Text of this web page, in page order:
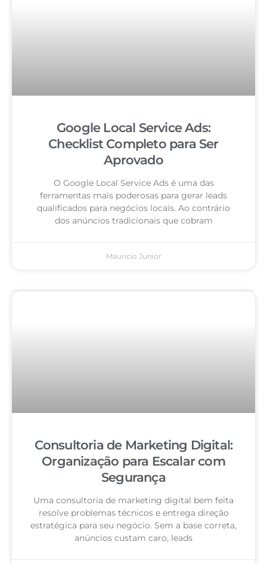
Google Local Service Ads:
Checklist Completo para Ser
Aprovado
O Google Local Service Ads é uma das
ferramentas mais poderosas para gerar leads
qualificados para negócios locais. Ao contrário
dos anúncios tradicionais que cobram
Mauricio Junior
Consultoria de Marketing Digital:
Organização para Escalar com
Segurança
Uma consultoria de marketing digital bem feita
resolve problemas técnicos e entrega direção
estratégica para seu negócio. Sem a base correta,
anúncios custam caro, leads